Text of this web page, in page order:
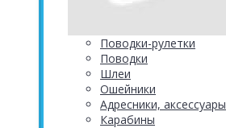
Поводки-рулетки
Поводки
Шлеи
Ошейники
Адресники, аксессуары
Карабины